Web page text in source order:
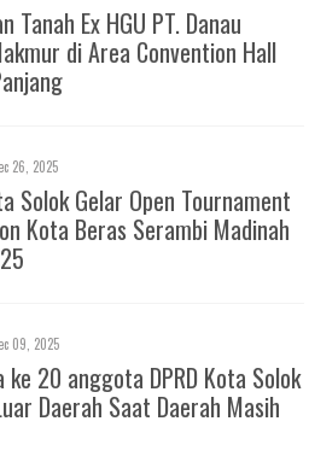
Tanah Ex HGU PT. Danau
di Area Convention Hall
26, 2025
Solok Gelar Open Tournament
Kota Beras Serambi Madinah
09, 2025
ke 20 anggota DPRD Kota Solok
Daerah Saat Daerah Masih